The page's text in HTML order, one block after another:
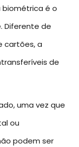
biométrica é o
Diferente de
cartões, a
de
uma vez que
ou
podem ser